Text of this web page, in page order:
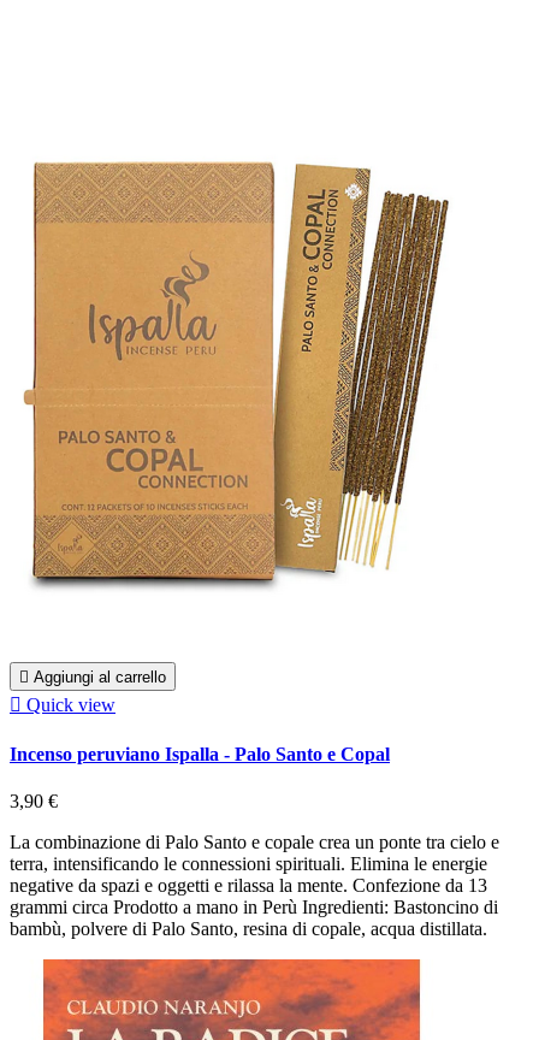
 Aggiungi al carrello
 Quick view
Incenso peruviano Ispalla - Palo Santo e Copal
3,90 €
La combinazione di Palo Santo e copale crea un ponte tra cielo e
terra, intensificando le connessioni spirituali. Elimina le energie
negative da spazi e oggetti e rilassa la mente. Confezione da 13
grammi circa Prodotto a mano in Perù Ingredienti: Bastoncino di
bambù, polvere di Palo Santo, resina di copale, acqua distillata.